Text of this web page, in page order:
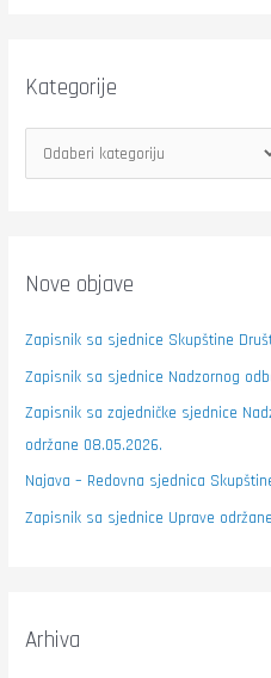
Kategorije
Nove objave
Zapisnik sa sjednice Skupštine
Zapisnik sa sjednice Nadzornog
Zapisnik sa zajedničke sjednice
održane 08.05.2026.
Najava – Redovna sjednica
Zapisnik sa sjednice Uprave
Arhiva